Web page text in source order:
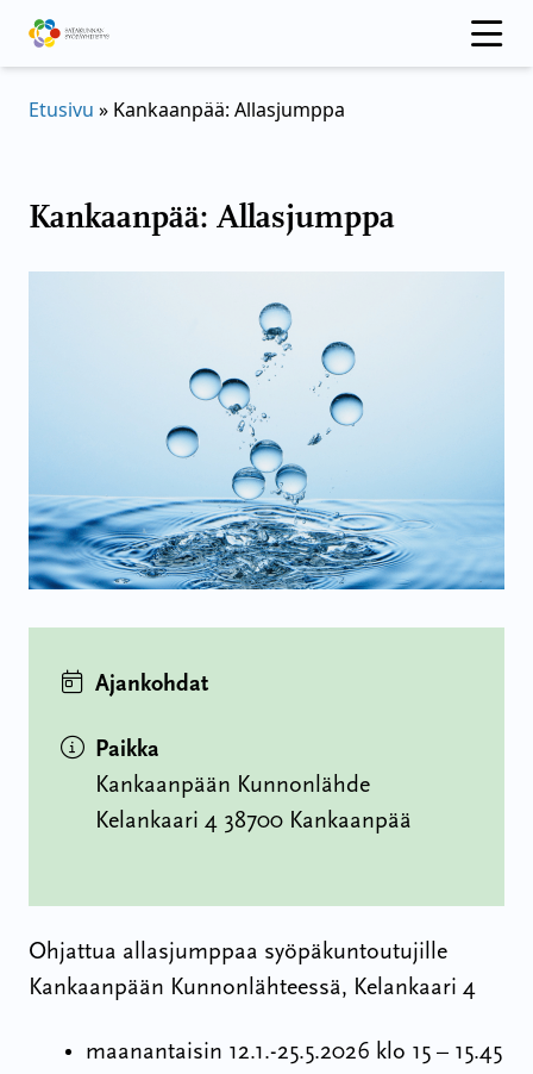
Hyppää
sisältöön
Etusivu » Kankaanpää: Allasjumppa
Kankaanpää: Allasjumppa
Ajankohdat
Paikka
Kankaanpään Kunnonlähde
Kelankaari 4 38700 Kankaanpää
Ohjattua allasjumppaa syöpäkuntoutujille
Kankaanpään Kunnonlähteessä, Kelankaari 4
maanantaisin 12.1.-25.5.2026 klo 15 – 15.45